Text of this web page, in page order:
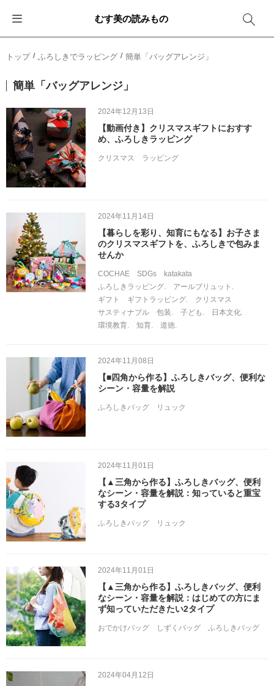
むす美の読みもの
トップ ふろしきでラッピング 簡単「バッグアレンジ」
簡単「バッグアレンジ」
2024年12月13日
【動画付き】クリスマスギフトにおすす
め、ふろしきラッピング
クリスマス ラッピング
2024年11月14日
【暮らしを彩り、知育にもなる】お子さま
のクリスマスギフトを、ふろしきで包みま
せんか
COCHAE SDGs
katakata
ふろしきラッピング.
アールブリュット.
ギフト
ギフトラッピング.
クリスマス
サスティナブル
包装. 子ども.
日本文化.
環境教育.
知育. 道徳.
2024年11月08日
【■四角から作る】ふろしきバッグ、便利な
シーン・容量を解説
ふろしきバッグ リュック
2024年11月01日
【▲三角から作る】ふろしきバッグ、便利
なシーン・容量を解説：知っていると重宝
する3タイプ
ふろしきバッグ リュック
2024年11月01日
【▲三角から作る】ふろしきバッグ、便利
なシーン・容量を解説：はじめての方にま
ず知っていただきたい2タイプ
おでかけバッグ しずくバッグ ふろしきバッグ
2024年04月12日
イベント・キャンペーン
新商品
メディア情報
その他
エコバッグ
おしゃれコーデバッグ
収納にもなるバッグ
箱を包む
お酒を包む
一番人気「花包み」
簡単「バッグアレンジ」
ファッション
インテリア
アウトドア
雨の日
旅行
防災
卒業・入学
退職・異動
結婚
出産